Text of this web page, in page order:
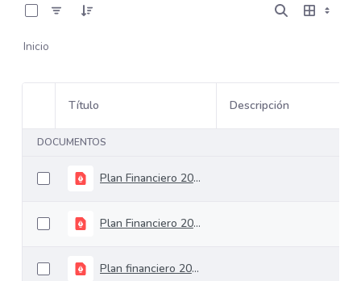
Inicio
Selección del elemento
Título Descripción
DOCUMENTOS
Plan Financiero 2025
Plan Financiero 2016
Plan financiero 2023